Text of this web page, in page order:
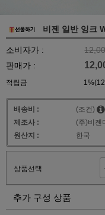
비젠 일반 잉크
소비자가 :
판매가 :
적립금
배송비 : (조건)
제조사 :
(주)비젠
원산지 :
한국
상품선택
추가 구성 상품